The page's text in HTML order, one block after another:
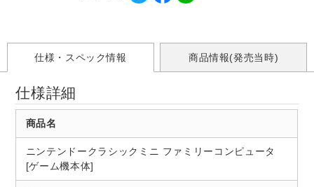
仕様・スペック情報 商品情報(発売当時)
仕様詳細
商品名
ニンテンドークラシックミニ ファミリーコンピュータ
[ゲーム機本体]